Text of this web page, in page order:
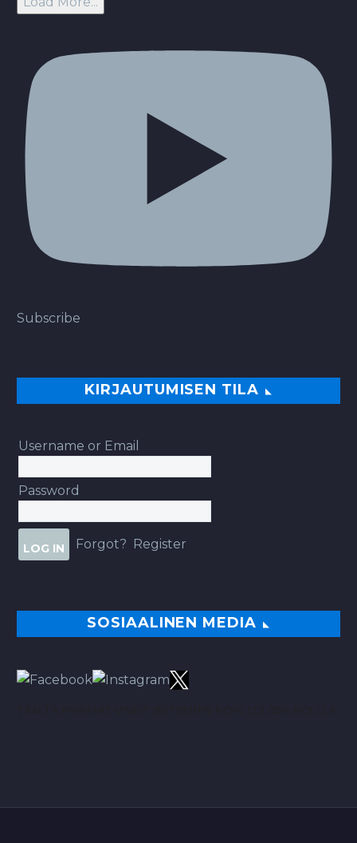
Subscribe
KIRJAUTUMISEN TILA
Username or Email
Password
Forgot? Register
SOSIAALINEN MEDIA